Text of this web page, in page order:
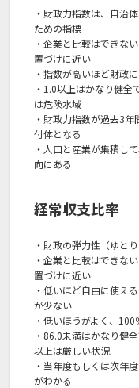
・財政力指数は、自治
ための指標
・企業と比較はできな
置づけに近い
・指数が高いほど財政
・1.0以上はかなり健
は危険水域
・財政力指数が過去3
付体となる
・人口と産業が集積し
向にある
経常収支比率
・財政の弾力性（ゆと
・企業と比較はできな
置づけに近い
・低いほど自由に使え
が少ない
・低いほうがよく、
・86.0未満はかなり健
以上は厳しい状況
・当年度もしくは次年
がわかる